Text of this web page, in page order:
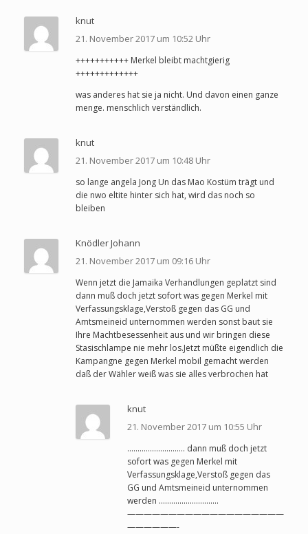
knut
21. November 2017 um 10:52 Uhr
+++++++++++ Merkel bleibt machtgierig
+++++++++++++
was anderes hat sie ja nicht. Und davon einen ganze
menge. menschlich verständlich.
knut
21. November 2017 um 10:48 Uhr
so lange angela Jong Un das Mao Kostüm trägt und
die nwo eltite hinter sich hat, wird das noch so
bleiben
Knödler Johann
21. November 2017 um 09:16 Uhr
Wenn jetzt die Jamaika Verhandlungen geplatzt sind
dann muß doch jetzt sofort was gegen Merkel mit
Verfassungsklage,Verstoß gegen das GG und
Amtsmeineid unternommen werden sonst baut sie
Ihre Machtbesessenheit aus und wir bringen diese
Stasischlampe nie mehr los.Jetzt müßte eigendlich die
Kampangne gegen Merkel mobil gemacht werden
daß der Wähler weiß was sie alles verbrochen hat
knut
21. November 2017 um 10:55 Uhr
………………………. dann muß doch jetzt
sofort was gegen Merkel mit
Verfassungsklage,Verstoß gegen das
GG und Amtsmeineid unternommen
werden ………………………..
———————————————————
——————-